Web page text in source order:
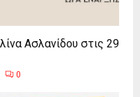
Ασλανίδου στις 29
0